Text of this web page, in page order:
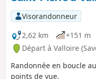
Visorandonneur
2,62 km
+151 m
Départ à Valloire
Randonnée en boucle
points de vue.